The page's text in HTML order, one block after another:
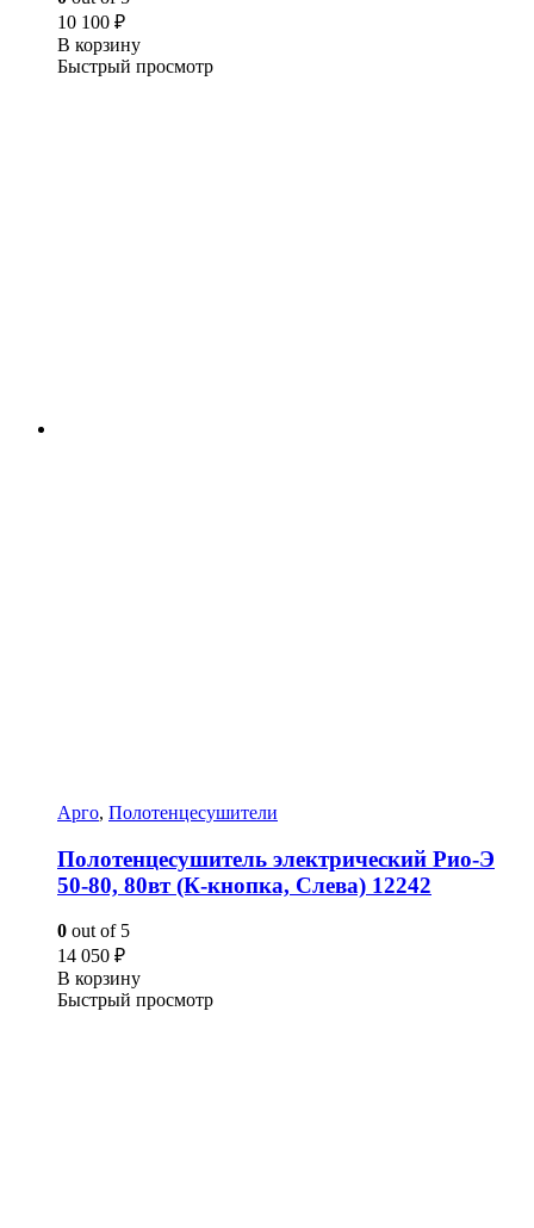
10 100 ₽
В корзину
Быстрый просмотр
Арго, Полотенцесушители
Полотенцесушитель электрический Рио-Э
50-80, 80вт (К-кнопка, Слева) 12242
0 out of 5
14 050 ₽
В корзину
Быстрый просмотр